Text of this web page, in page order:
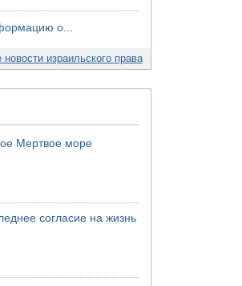
о...
новости израильского права
Мертвое море
согласие на жизнь